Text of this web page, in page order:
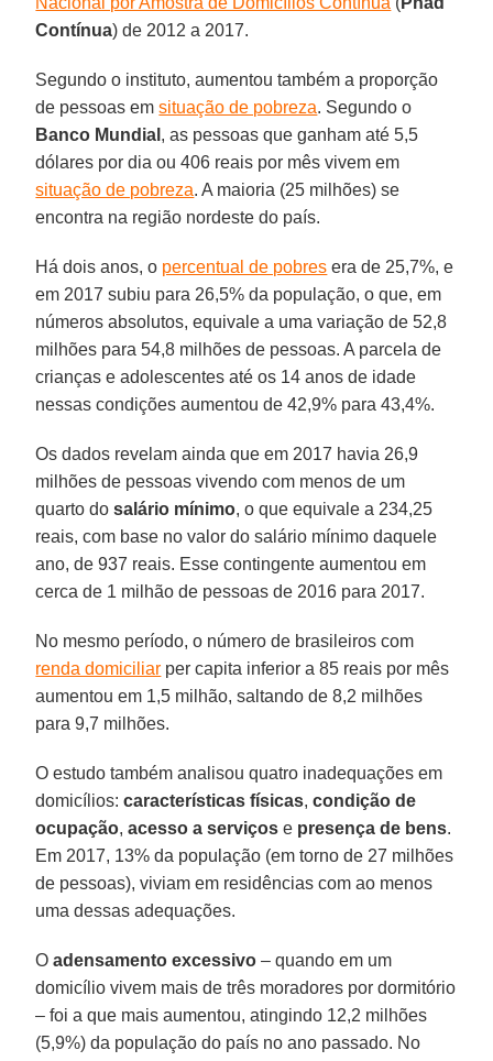
Contínua) de 2012 a 2017.
Segundo o instituto, aumentou também a proporção
de pessoas emsituação de pobreza. Segundo o
Banco Mundial , as pessoas que ganham até 5,5
dólares por dia ou 406 reais por mês vivem em
situação de pobreza. A maioria (25 milhões) se
encontra na região nordeste do país.
Há dois anos, o percentual de pobres era de 25,7%, e
em 2017 subiu para 26,5% da população, o que, em
números absolutos, equivale a uma variação de 52,8
milhões para 54,8 milhões de pessoas. A parcela de
crianças e adolescentes até os 14 anos de idade
nessas condições aumentou de 42,9% para 43,4%.
Os dados revelam ainda que em 2017 havia 26,9
milhões de pessoas vivendo com menos de um
quarto dosalário mínimo, o que equivale a 234,25
reais, com base no valor do salário mínimo daquele
ano, de 937 reais. Esse contingente aumentou em
cerca de 1 milhão de pessoas de 2016 para 2017.
No mesmo período, o número de brasileiros com
renda domiciliar per capita inferior a 85 reais por mês
aumentou em 1,5 milhão, saltando de 8,2 milhões
para 9,7 milhões.
O estudo também analisou quatro inadequações em
domicílios:características físicas,condição de
ocupação,acesso a serviços e presença de bens.
Em 2017, 13% da população (em torno de 27 milhões
de pessoas), viviam em residências com ao menos
uma dessas adequações.
Oadensamento excessivo – quando em um
domicílio vivem mais de três moradores por dormitório
– foi a que mais aumentou, atingindo 12,2 milhões
(5,9%) da população do país no ano passado. No